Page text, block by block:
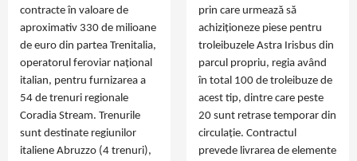
contracte în valoare de
aproximativ 330 de milioane
de euro din partea Trenitalia,
operatorul feroviar național
italian, pentru furnizarea a
54 de trenuri regionale
Coradia Stream. Trenurile
sunt destinate regiunilor
italiene Abruzzo (4 trenuri),
prin care urmează să
achiziționeze piese pentru
troleibuzele Astra Irisbus din
parcul propriu, regia având
în total 100 de troleibuze de
acest tip, dintre care peste
20 sunt retrase temporar din
circulație. Contractul
prevede livrarea de elemente